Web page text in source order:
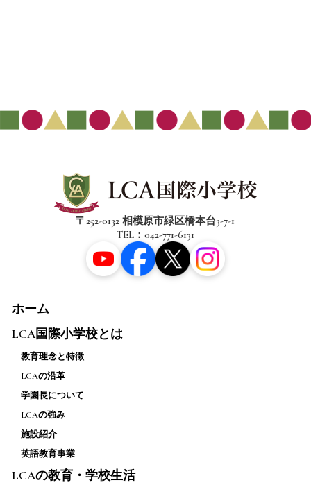
〒252-0132 相模原市緑区橋本台3-7-1
TEL：042-771-6131
ホーム
LCA国際小学校とは
教育理念と特徴
LCAの沿革
学園長について
LCAの強み
施設紹介
英語教育事業
LCAの教育・学校生活